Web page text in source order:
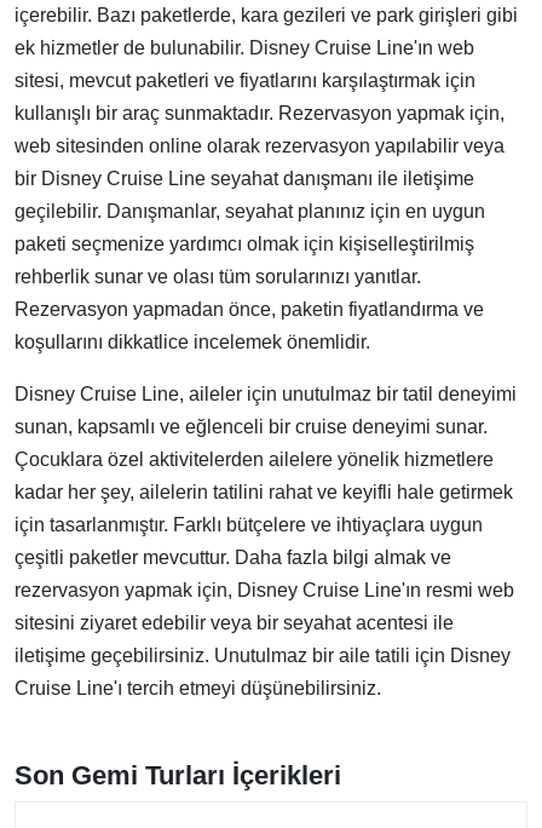
içerebilir. Bazı paketlerde, kara gezileri ve park girişleri gibi
ek hizmetler de bulunabilir. Disney Cruise Line'ın web
sitesi, mevcut paketleri ve fiyatlarını karşılaştırmak için
kullanışlı bir araç sunmaktadır. Rezervasyon yapmak için,
web sitesinden online olarak rezervasyon yapılabilir veya
bir Disney Cruise Line seyahat danışmanı ile iletişime
geçilebilir. Danışmanlar, seyahat planınız için en uygun
paketi seçmenize yardımcı olmak için kişiselleştirilmiş
rehberlik sunar ve olası tüm sorularınızı yanıtlar.
Rezervasyon yapmadan önce, paketin fiyatlandırma ve
koşullarını dikkatlice incelemek önemlidir.
Disney Cruise Line, aileler için unutulmaz bir tatil deneyimi
sunan, kapsamlı ve eğlenceli bir cruise deneyimi sunar.
Çocuklara özel aktivitelerden ailelere yönelik hizmetlere
kadar her şey, ailelerin tatilini rahat ve keyifli hale getirmek
için tasarlanmıştır. Farklı bütçelere ve ihtiyaçlara uygun
çeşitli paketler mevcuttur. Daha fazla bilgi almak ve
rezervasyon yapmak için, Disney Cruise Line'ın resmi web
sitesini ziyaret edebilir veya bir seyahat acentesi ile
iletişime geçebilirsiniz. Unutulmaz bir aile tatili için Disney
Cruise Line'ı tercih etmeyi düşünebilirsiniz.
Son Gemi Turları İçerikleri